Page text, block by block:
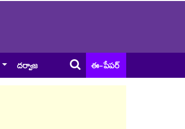
దర్వాజ ఈ-పేపర్